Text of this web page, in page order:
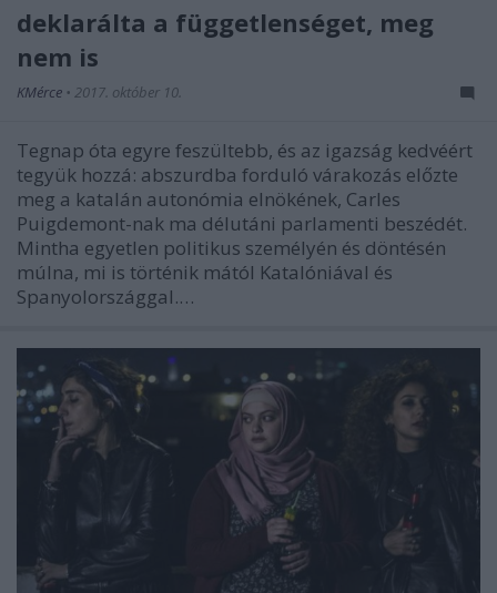
deklarálta a függetlenséget, meg
nem is
KMérce • 2017. október 10.
Tegnap óta egyre feszültebb, és az igazság kedvéért
tegyük hozzá: abszurdba forduló várakozás előzte
meg a katalán autonómia elnökének, Carles
Puigdemont-nak ma délutáni parlamenti beszédét.
Mintha egyetlen politikus személyén és döntésén
múlna, mi is történik mától Katalóniával és
Spanyolországgal.…